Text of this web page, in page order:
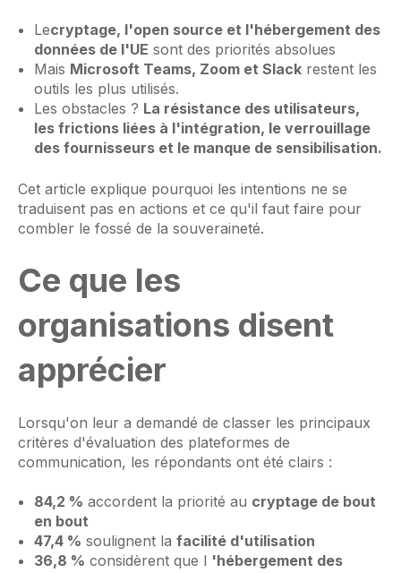
Lecryptage, l'open source et l'hébergement des
données de l'UE sont des priorités absolues
Mais Microsoft Teams, Zoom et Slackrestent les
outils les plus utilisés.
Les obstacles ? La résistance des utilisateurs,
les frictions liées à l'intégration, le verrouillage
des fournisseurs et le manque de sensibilisation.
Cet article explique pourquoi les intentions ne se
traduisent pas en actions et ce qu'il faut faire pour
combler le fossé de la souveraineté.
Ce que les
organisations disent
apprécier
Lorsqu'on leur a demandé de classer les principaux
critères d'évaluation des plateformes de
communication, les répondants ont été clairs :
84,2 % accordent la priorité au cryptage de bout
en bout
47,4 % soulignent la facilité d'utilisation
36,8 % considèrent que l 'hébergement des